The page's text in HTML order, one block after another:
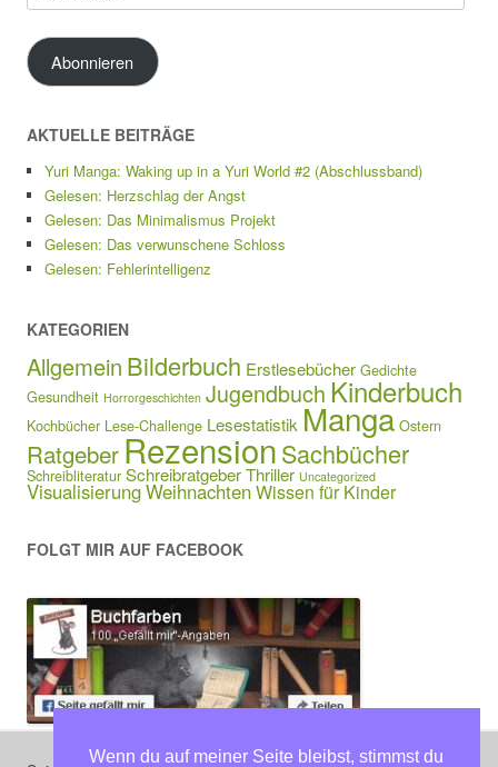
Mail-
Adresse
Abonnieren
AKTUELLE BEITRÄGE
Yuri Manga: Waking up in a Yuri World #2 (Abschlussband)
Gelesen: Herzschlag der Angst
Gelesen: Das Minimalismus Projekt
Gelesen: Das verwunschene Schloss
Gelesen: Fehlerintelligenz
KATEGORIEN
Allgemein Bilderbuch Erstlesebücher Gedichte
Gesundheit Horrorgeschichten Jugendbuch Kinderbuch
Kochbücher Lese-Challenge Lesestatistik Manga Ostern
Ratgeber RezensionSachbücher
Schreibliteratur SchreibratgeberThriller Uncategorized
VisualisierungWeihnachtenWissen für Kinder
FOLGT MIR AUF FACEBOOK
Wenn du auf meiner Seite bleibst, stimmst du